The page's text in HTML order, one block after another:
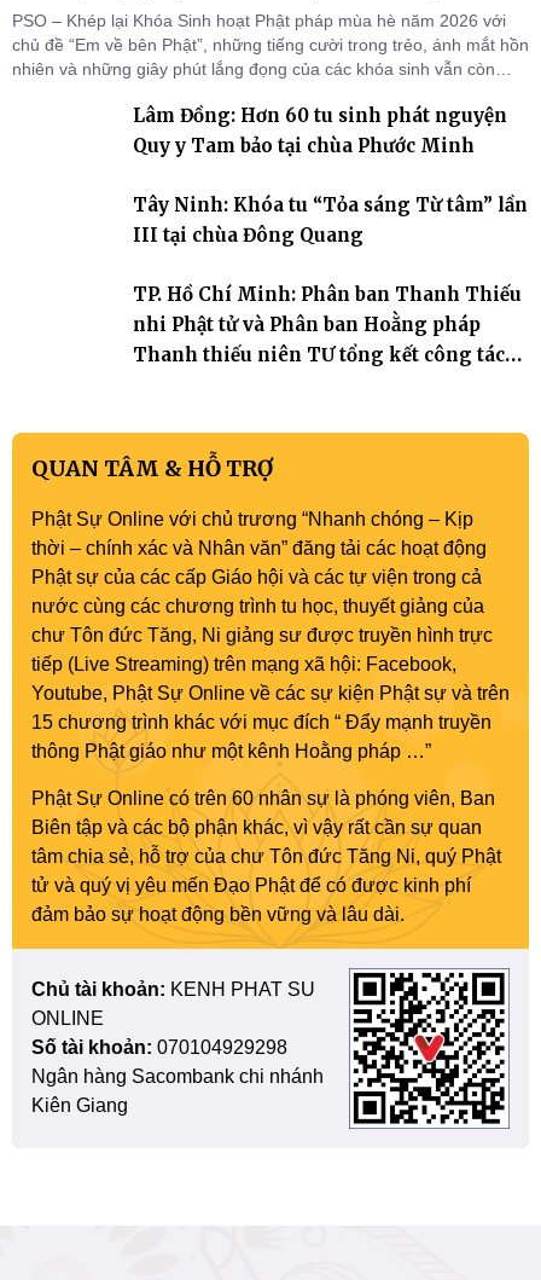
PSO – Khép lại Khóa Sinh hoạt Phật pháp mùa hè năm 2026 với
chủ đề “Em về bên Phật”, những tiếng cười trong trẻo, ánh mắt hồn
nhiên và những giây phút lắng đọng của các khóa sinh vẫn còn
Tháp). Những tuần tu học ngắn ngủi nhưng đã trở thành hành
trang quý báu, gieo những hạt giống thiện l
Lâm Đồng: Hơn 60 tu sinh phát nguyện
Quy y Tam bảo tại chùa Phước Minh
Tây Ninh: Khóa tu “Tỏa sáng Từ tâm” lần
III tại chùa Đông Quang
TP. Hồ Chí Minh: Phân ban Thanh Thiếu
nhi Phật tử và Phân ban Hoằng pháp
Thanh thiếu niên TƯ tổng kết công tác
QUAN TÂM & HỖ TRỢ
Phật Sự Online với chủ trương “Nhanh chóng – Kịp
thời – chính xác và Nhân văn” đăng tải các hoạt động
Phật sự của các cấp Giáo hội và các tự viện trong cả
nước cùng các chương trình tu học, thuyết giảng của
chư Tôn đức Tăng, Ni giảng sư được truyền hình trực
tiếp (Live Streaming) trên mạng xã hội: Facebook,
Youtube, Phật Sự Online về các sự kiện Phật sự và trên
15 chương trình khác với mục đích “ Đẩy mạnh truyền
thông Phật giáo như một kênh Hoằng pháp …”
Phật Sự Online có trên 60 nhân sự là phóng viên, Ban
Biên tập và các bộ phận khác, vì vậy rất cần sự quan
tâm chia sẻ, hỗ trợ của chư Tôn đức Tăng Ni, quý Phật
tử và quý vị yêu mến Đạo Phật để có được kinh phí
đảm bảo sự hoạt động bền vững và lâu dài.
Chủ tài khoản: KENH PHAT SU
ONLINE
Số tài khoản: 070104929298
Ngân hàng Sacombank chi nhánh
Kiên Giang